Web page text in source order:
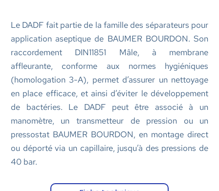
Le DADF fait partie de la famille des séparateurs pour
application aseptique de BAUMER BOURDON. Son
raccordement DIN11851 Mâle, à membrane
affleurante, conforme aux normes hygiéniques
(homologation 3-A), permet d’assurer un nettoyage
en place efficace, et ainsi d’éviter le développement
de bactéries. Le DADF peut être associé à un
manomètre, un transmetteur de pression ou un
pressostat BAUMER BOURDON, en montage direct
ou déporté via un capillaire, jusqu’à des pressions de
40 bar.